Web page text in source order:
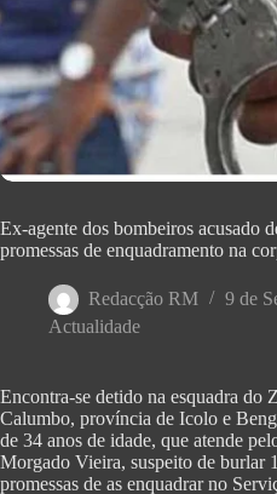
Ex-agente dos bombeiros acusado
promessas de enquadramento na
Redacção RM
9 de
Actualidade
‎Encontra-se detido na esquadra do
Calumbo, província de Icolo e
de 34 anos de idade, que atende
Morgado Vieira, suspeito de burlar
promessas de as enquadrar no